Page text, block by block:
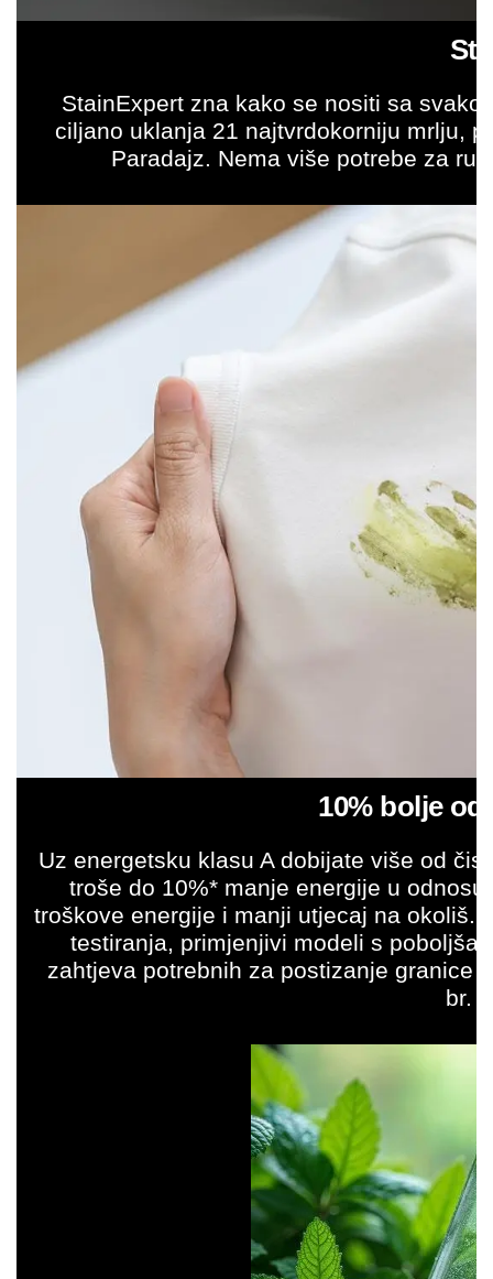
StainExpert zna kako se nositi sa
ciljano uklanja 21 najtvrdokorniju mrlju,
Paradajz. Nema više potrebe za
10% bolje
Uz energetsku klasu A dobijate više od
troše do 10%* manje energije u
troškove energije i manji utjecaj na okoliš.
testiranja, primjenjivi modeli s
zahtjeva potrebnih za postizanje granice
br.